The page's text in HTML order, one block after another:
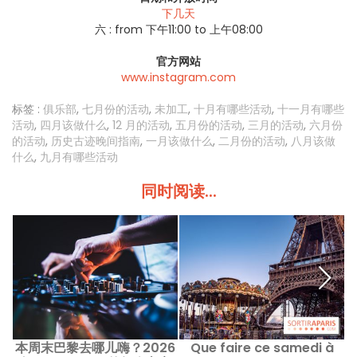
下几天
六 : from 下午11:00 to 上午08:00
官方网站
www.instagram.com
标签 : 俱乐部, 七月份的活动, 未加工, 十月有哪些活动, 十一月有哪些
活动, 四月该做什么, 12 月的活动, 五月份的活动, 三月的活动, 六月份
的活动, 历史古迹晚间指南, 一月该做什么, 二月份的活动, 八月该做
什么, 九月有哪些活动
同时阅读...
本周末巴黎去哪儿嗨？2026
Que faire ce samedi à